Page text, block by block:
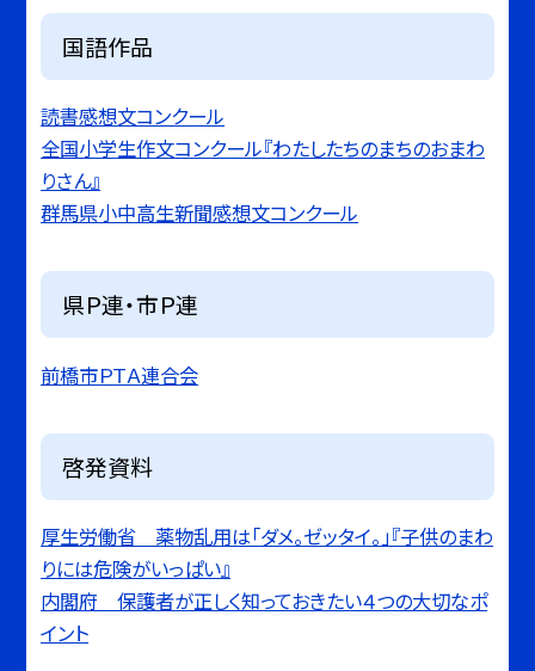
国語作品
読書感想文コンクール
全国小学生作文コンクール『わたしたちのまちのおまわ
りさん』
群馬県小中高生新聞感想文コンクール
県Ｐ連・市Ｐ連
前橋市ＰＴＡ連合会
啓発資料
厚生労働省 薬物乱用は「ダメ。ゼッタイ。」『子供のまわ
りには危険がいっぱい』
内閣府 保護者が正しく知っておきたい４つの大切なポ
イント